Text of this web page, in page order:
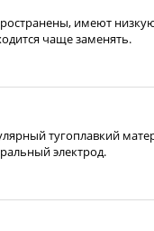
имеют
чаще заменять.
тугоплавкий
электрод.